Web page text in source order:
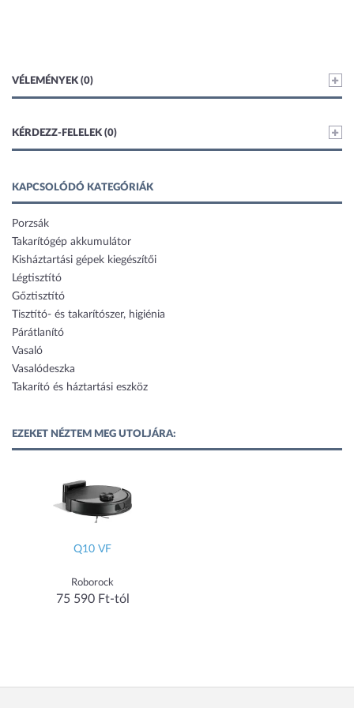
VÉLEMÉNYEK (0)
KÉRDEZZ-FELELEK (0)
KAPCSOLÓDÓ KATEGÓRIÁK
Porzsák
Takarítógép akkumulátor
Kisháztartási gépek kiegészítői
Légtisztító
Gőztisztító
Tisztító- és takarítószer, higiénia
Párátlanító
Vasaló
Vasalódeszka
Takarító és háztartási eszköz
EZEKET NÉZTEM MEG UTOLJÁRA:
Q10 VF
Roborock
75 590 Ft-tól